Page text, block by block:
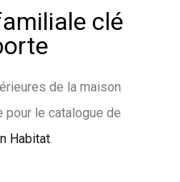
clé
de la maison
pour le catalogue de
Habitat.